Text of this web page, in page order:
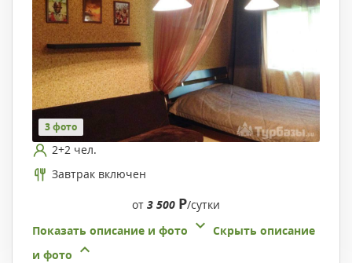
3 фото
2+2 чел.
Завтрак включен
от 3 500 Р/сутки
Показать описание и фото
Скрыть описание
и фото